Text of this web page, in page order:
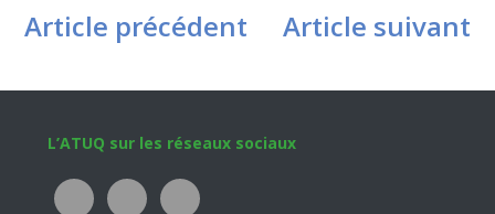
Article précédent Article suivant
Footer
L’ATUQ sur les réseaux sociaux